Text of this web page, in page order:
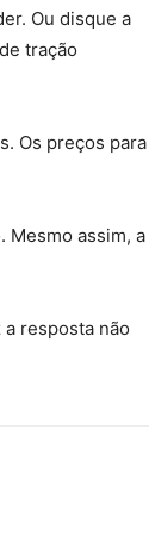
Ou disque a
tração
Os preços para
Mesmo assim, a
resposta não